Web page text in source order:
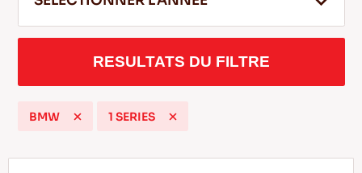
Conseils pour conduire dans la neige
RESULTATS DU FILTRE
BMW 1 SERIES